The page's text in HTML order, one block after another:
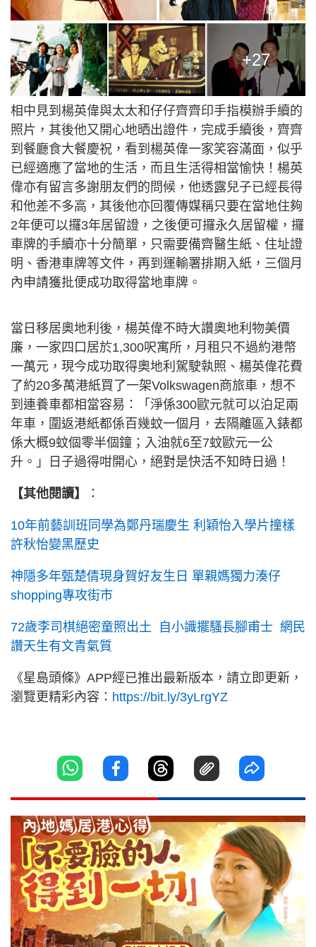
+27
相中見到楊英偉與太太和仔仔齊齊印手指模辦手續的
照片，其後他又開心地晒出證件，完成手續後，齊齊
到餐廳食大餐慶祝，看到楊英偉一家笑容滿面，似乎
已經適應了當地的生活，而且生活得相當愉快！楊英
偉亦有留言多謝朋友們的問候，他透露兒子已經長得
和他差不多高，其後他亦回覆傳媒稱只要在當地住夠
2年便可以攞3年居留證，之後便可攞永久居留權，攞
車牌的手續亦十分簡單，只需要備齊醫生紙、住址證
明、香港車牌等文件，再到運輸署排期入紙，三個月
內申請獲批便成功取得當地車牌。
當日移居奧地利後，楊英偉不時大讚奧地利物美價
廉，一家四口居於1,300呎寓所，月租只不過約港幣
一萬元，現今成功取得奧地利駕駛執照、楊英偉花費
了約20多萬港紙買了一架Volkswagen商旅車，想不
到連養車都相當容易：「淨係300歐元就可以泊足兩
年車，圍返港紙都係百幾蚊一個月，去隔離區入錶都
係大概9蚊個零半個鐘；入油就6至7蚊歐元一公
升。」日子過得咁開心，絕對是快活不知時日過！
【其他閱讀】 ：
10年前藝訓班同學為鄭丹瑞慶生 利穎怡入學片撞樣
許秋怡變黑歷史
神隱多年甄楚倩現身賀好友生日 單親媽獨力湊仔
shopping專攻街市
72歲李司棋絕密童照出土 自小識擺騷長腳甫士 網民
讚天生有文青氣質
《星島頭條》APP經已推出最新版本，請立即更新，
瀏覽更精彩內容： https://bit.ly/3yLrgYZ